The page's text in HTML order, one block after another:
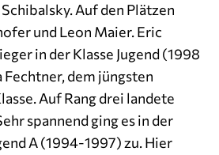
Auf den Plätzen
und Leon Maier. Eric
in der Klasse Jugend (1998
Fechtner, dem jüngsten
Auf Rang drei landete
spannend ging es in der
A (1994-1997) zu. Hier